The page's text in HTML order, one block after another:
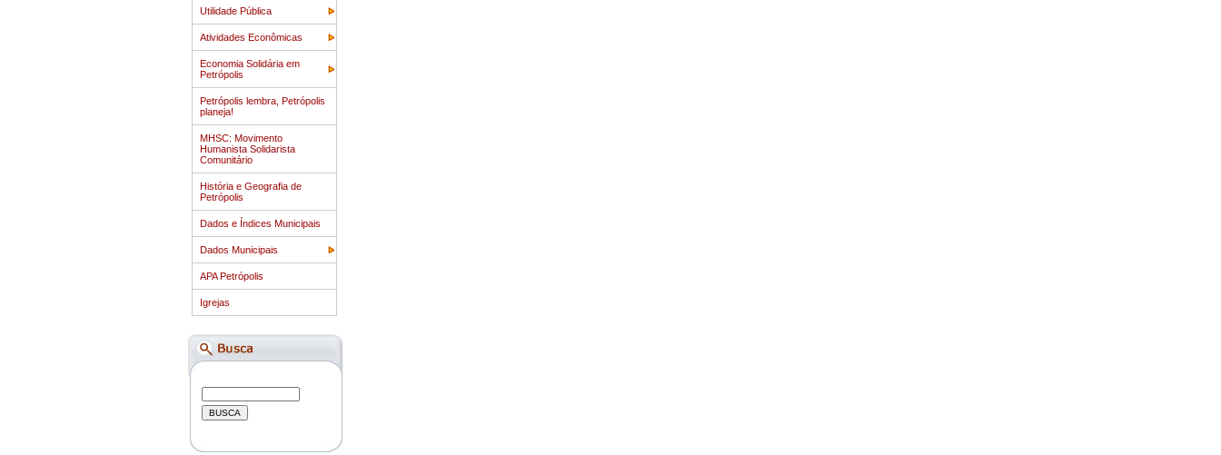
Utilidade Pública
Atividades Econômicas
Economia Solidária em
Petrópolis
Petrópolis lembra, Petrópolis
planeja!
MHSC: Movimento
Humanista Solidarista
Comunitário
História e Geografia de
Petrópolis
Dados e Índices Municipais
Dados Municipais
APA Petrópolis
Igrejas